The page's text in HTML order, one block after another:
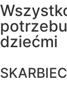
dziećmi
SKARBIEC